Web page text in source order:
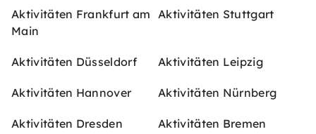
Aktivitäten Frankfurt am
Main
Aktivitäten Stuttgart
Aktivitäten Düsseldorf Aktivitäten Leipzig
Aktivitäten Hannover Aktivitäten Nürnberg
Aktivitäten Dresden Aktivitäten Bremen